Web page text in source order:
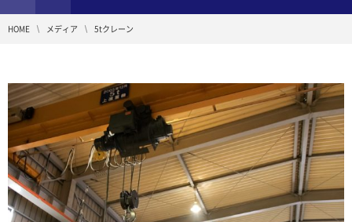
HOME メディア 5tクレーン